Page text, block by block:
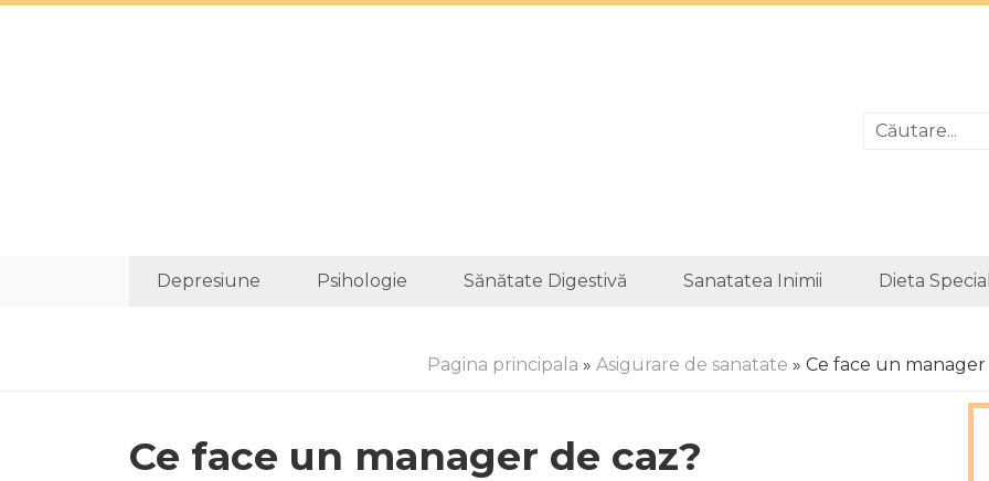
Depresiune Psihologie Sănătate Digestivă Sanatatea Inimii Dieta
Pagina principala » Asigurare de sanatate » Ce face un manager
Ce face un manager de caz?